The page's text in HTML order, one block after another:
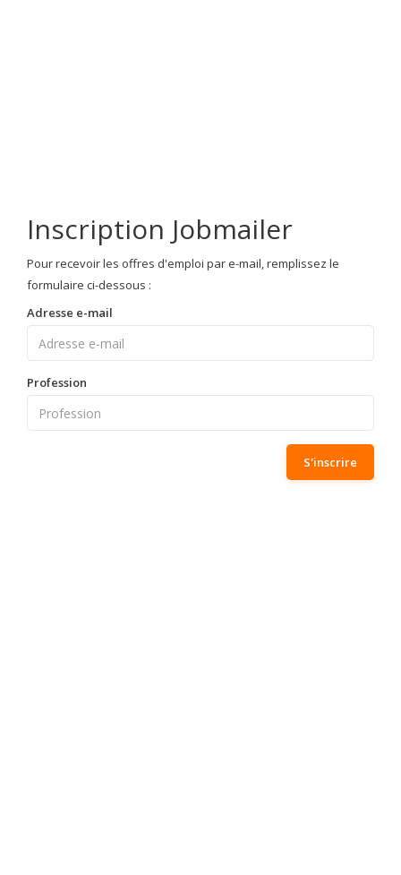
Inscription Jobmailer
Pour recevoir les offres d'emploi par e-mail, remplissez le
formulaire ci-dessous :
Adresse e-mail
Profession
S'inscrire